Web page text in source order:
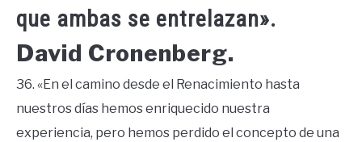
que ambas se entrelazan».
David Cronenberg.
36. «En el camino desde el Renacimiento hasta
nuestros días hemos enriquecido nuestra
experiencia, pero hemos perdido el concepto de una